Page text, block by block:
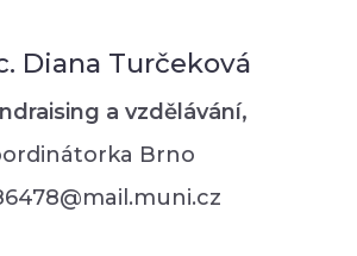
Diana Turčeková
a vzdělávání,
Brno